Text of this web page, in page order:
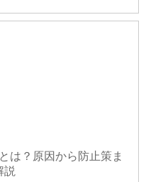
は？原因から防止策ま
説